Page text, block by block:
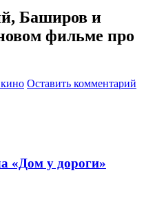
Баширов и
фильме про
Оставить комментарий
«Дом у дороги»